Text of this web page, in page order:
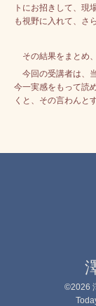
トにお招きして、現
も視野に入れて、さ
その結果をまとめ
今回の受講者は、
今一実感をもって読
くと、その言わんと
©2026